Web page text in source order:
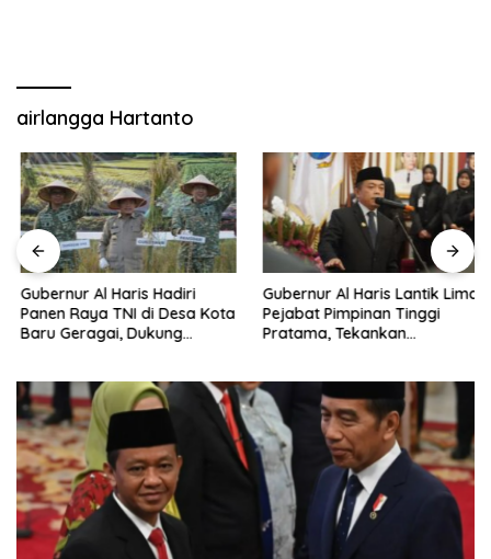
airlangga Hartanto
Gubernur Al Haris Hadiri
Panen Raya TNI di Desa Kota
Baru Geragai, Dukung
Gubernur Al Haris Lantik Lima
Pejabat Pimpinan Tinggi
Pratama, Tekankan
Integritas